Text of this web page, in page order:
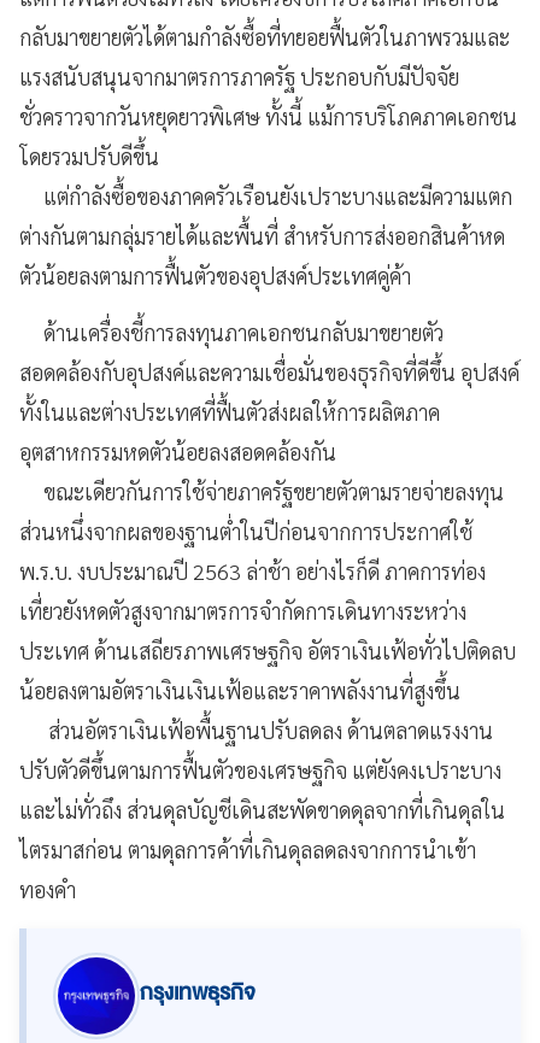
กลับมาขยายตัวได้ตามกำลังซื้อที่ทยอยฟื้นตัวในภาพรวมและ
แรงสนับสนุนจากมาตรการภาครัฐ ประกอบกับมีปัจจัย
ชั่วคราวจากวันหยุดยาวพิเศษ ทั้งนี้ แม้การบริโภคภาคเอกชน
โดยรวมปรับดีขึ้น
แต่กำลังซื้อของภาคครัวเรือนยังเปราะบางและมีความแตก
ต่างกันตามกลุ่มรายได้และพื้นที่ สำหรับการส่งออกสินค้าหด
ตัวน้อยลงตามการฟื้นตัวของอุปสงค์ประเทศคู่ค้า
ด้านเครื่องชี้การลงทุนภาคเอกชนกลับมาขยายตัว
สอดคล้องกับอุปสงค์และความเชื่อมั่นของธุรกิจที่ดีขึ้น อุปสงค์
ทั้งในและต่างประเทศที่ฟื้นตัวส่งผลให้การผลิตภาค
อุตสาหกรรมหดตัวน้อยลงสอดคล้องกัน
ขณะเดียวกันการใช้จ่ายภาครัฐขยายตัวตามรายจ่ายลงทุน
ส่วนหนึ่งจากผลของฐานต่ำในปีก่อนจากการประกาศใช้
พ.ร.บ. งบประมาณปี 2563 ล่าช้า อย่างไรก็ดี ภาคการท่อง
เที่ยวยังหดตัวสูงจากมาตรการจำกัดการเดินทางระหว่าง
ประเทศ ด้านเสถียรภาพเศรษฐกิจ อัตราเงินเฟ้อทั่วไปติดลบ
น้อยลงตามอัตราเงินเงินเฟ้อและราคาพลังงานที่สูงขึ้น
ส่วนอัตราเงินเฟ้อพื้นฐานปรับลดลง ด้านตลาดแรงงาน
ปรับตัวดีขึ้นตามการฟื้นตัวของเศรษฐกิจ แต่ยังคงเปราะบาง
และไม่ทั่วถึง ส่วนดุลบัญชีเดินสะพัดขาดดุลจากที่เกินดุลใน
ไตรมาสก่อน ตามดุลการค้าที่เกินดุลลดลงจากการนำเข้า
ทองคำ
กรุงเทพธุรกิจ